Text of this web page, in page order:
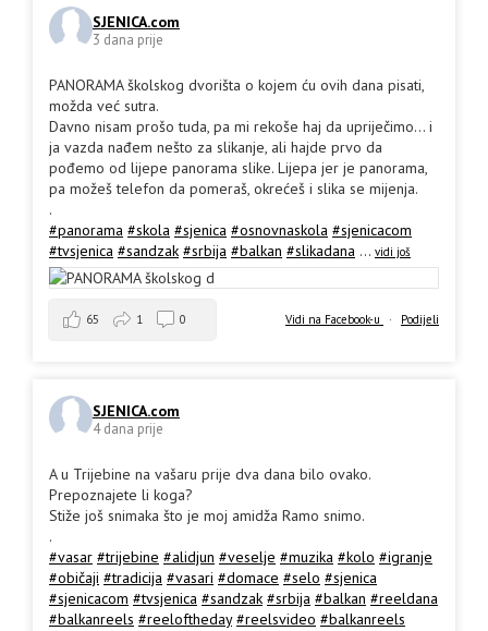
SJENICA.com
3 dana prije
PANORAMA školskog dvorišta o kojem ću ovih dana pisati,
možda već sutra.
Davno nisam prošo tuda, pa mi rekoše haj da upriječimo... i
ja vazda nađem nešto za slikanje, ali hajde prvo da
pođemo od lijepe panorama slike. Lijepa jer je panorama,
pa možeš telefon da pomeraš, okrećeš i slika se mijenja.
.
#panorama #skola #sjenica #osnovnaskola #sjenicacom
#tvsjenica #sandzak #srbija #balkan #slikadana ... vidi još
Vidi na Facebook-u · Podijeli
65 1 0
SJENICA.com
4 dana prije
A u Trijebine na vašaru prije dva dana bilo ovako.
Prepoznajete li koga?
Stiže još snimaka što je moj amidža Ramo snimo.
.
#vasar #trijebine #alidjun #veselje #muzika #kolo #igranje
#običaji #tradicija #vasari #domace #selo #sjenica
#sjenicacom #tvsjenica #sandzak #srbija #balkan #reeldana
#balkanreels #reeloftheday #reelsvideo #balkanreels